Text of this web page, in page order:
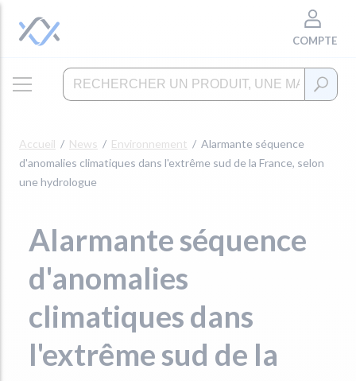
COMPTE
Accueil News Environnement
Alarmante séquence
d'anomalies climatiques dans l'extrême sud de la France, selon
une hydrologue
Alarmante séquence
d'anomalies
climatiques dans
l'extrême sud de la